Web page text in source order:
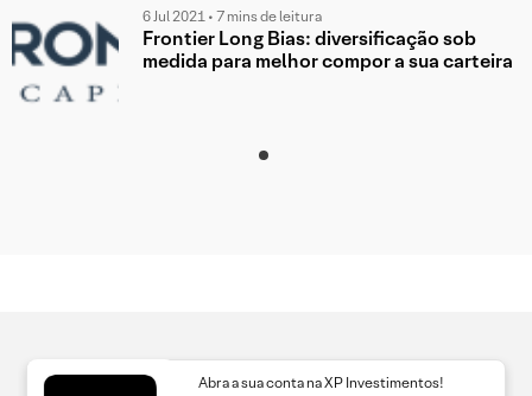
6 Jul 2021 • 7 mins de leitura
Frontier Long Bias: diversificação sob
medida para melhor compor a sua carteira
Abra a sua conta na XP Investimentos!